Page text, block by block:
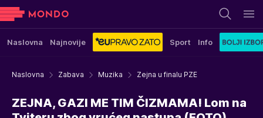
Naslovna Najnovije Sport Info
Naslovna Zabava Muzika Zejna u finalu PZE
ZEJNA, GAZI ME TIM ČIZMAMA! Lom na